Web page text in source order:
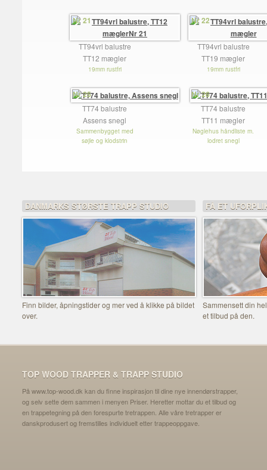
TT94vrl balustre
TT12 mægler
19mm rustfri
Nr 21
TT94vrl balustre
TT19 mægler
19mm rustfri
Nr 22
TT74 balustre
Assens snegl
Sammenbygget med
søjle og klodstrin
Nr 25
TT74 balustre
TT11 mægler
Nøglehus håndliste m.
lodret snegl
Nr 26
DANMARKS STØRSTE TRAPP STUDIO
Finn bilder, åpningstider og mer ved å klikke på bildet
over.
FÅ ET
Sammensett din
et tilbud på den.
TOP WOOD TRAPPER & TRAPP STUDIO
På www.top-wood.dk kan du finne inspirasjon til dine nye innendørstrapper,
og selv sette dem sammen i menyen Priser. Heretter mottar du et tilbud og
en trappetegning på den forespurte tretrappen. Alle våre tretrapper er
danskprodusert og fremstilles individuelt etter trappeoppgave.